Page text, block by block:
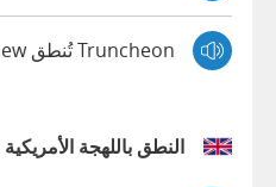
Truncheon تُنطق Matthew
النطق باللهجة الأمريكية